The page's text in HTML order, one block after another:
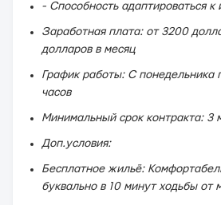
- Способность адаптироваться к
Заработная плата: от 3200
долларов в месяц
График работы: С понедельника
часов
Минимальный срок контракта: 3
Доп.условия:
Бесплатное жильё:
буквально в 10 минут ходьбы от